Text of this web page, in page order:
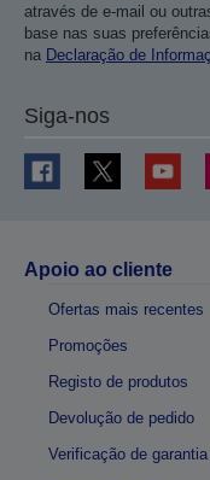
através de e-mail ou
base nas suas
na Declaração de
Siga-nos
Apoio ao cliente
Ofertas mais recentes
Promoções
Registo de produtos
Devolução de pedido
Verificação de garantia